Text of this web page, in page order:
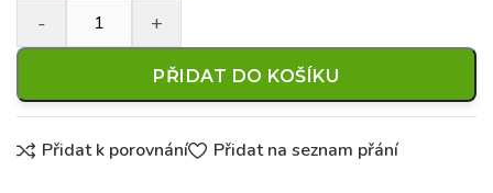
PŘIDAT DO KOŠÍKU
Přidat k porovnání Přidat na seznam přání